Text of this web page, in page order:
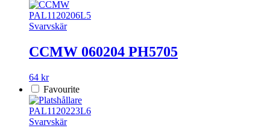
PAL1120206L5
Svarvskär
CCMW 060204 PH5705
64 kr
Favourite
PAL1120223L6
Svarvskär